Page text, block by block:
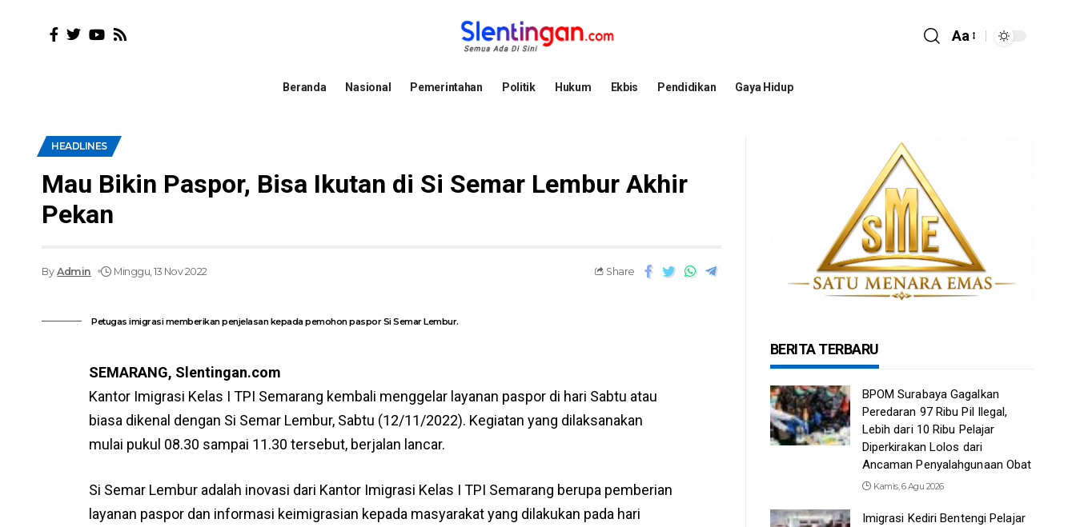
Aa
Beranda Nasional Pemerintahan Politik Hukum Ekbis Pendidikan Gaya Hidup
HEADLINES
Mau Bikin Paspor, Bisa Ikutan di Si Semar Lembur Akhir
Pekan
By Admin Minggu, 13 Nov 2022 Share
Petugas imigrasi memberikan penjelasan kepada pemohon paspor Si Semar Lembur.
SEMARANG, Slentingan.com
Kantor Imigrasi Kelas I TPI Semarang kembali menggelar layanan paspor di hari Sabtu atau
biasa dikenal dengan Si Semar Lembur, Sabtu (12/11/2022). Kegiatan yang dilaksanakan
mulai pukul 08.30 sampai 11.30 tersebut, berjalan lancar.
Si Semar Lembur adalah inovasi dari Kantor Imigrasi Kelas I TPI Semarang berupa pemberian
layanan paspor dan informasi keimigrasian kepada masyarakat yang dilakukan pada hari
BERITA TERBARU
BPOM Surabaya Gagalkan
Peredaran 97 Ribu Pil Ilegal,
Lebih dari 10 Ribu Pelajar
Diperkirakan Lolos dari
Ancaman Penyalahgunaan Obat
Kamis, 6 Agu 2026
Imigrasi Kediri Bentengi Pelajar